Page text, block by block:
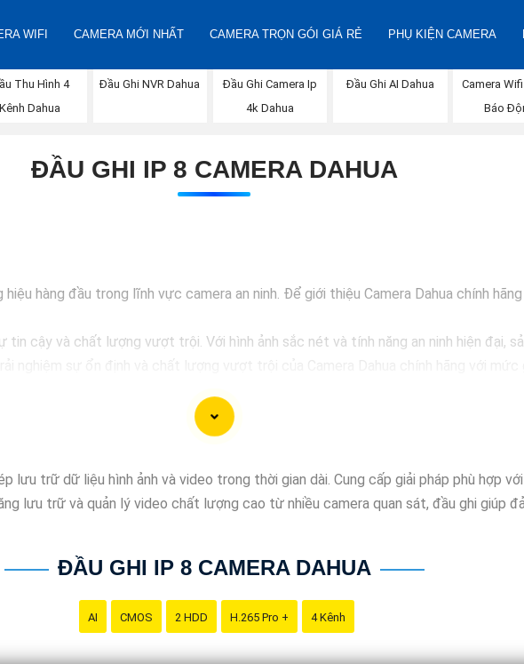
WIFI CAMERA MỚI NHẤT CAMERA TRỌN GÓI GIÁ RẺ PHỤ KIỆN CAMERA
Thu Hình 4
Kênh Dahua
Đầu Ghi NVR Dahua
Đầu Ghi Camera Ip
4k Dahua
Đầu Ghi AI Dahua
Camera
Báo
ĐẦU GHI IP 8 CAMERA DAHUA
hàng đầu trong lĩnh vực camera an ninh. Để giới thiệu Camera Dahua chính
tin cậy và chất lượng vượt trội. Với hình ảnh sắc nét và tính năng an ninh hiện đại,
lưu trữ dữ liệu hình ảnh và video trong thời gian dài. Cung cấp giải pháp phù hợp
lưu trữ và quản lý video chất lượng cao từ nhiều camera quan sát, đầu ghi giúp
ĐẦU GHI IP 8 CAMERA DAHUA
AI CMOS 2 HDD H.265 Pro + 4 Kênh